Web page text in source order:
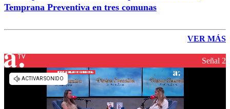
Temprana Preventiva en tres comunas
VER MÁS
Señal 2